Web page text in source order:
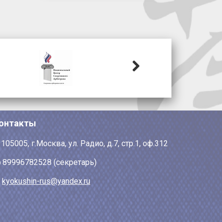
г.Москва, ул. Радио, д.7, стр.1, оф.312
89996782528 (секретарь)
kyokushin-rus@yandex.ru